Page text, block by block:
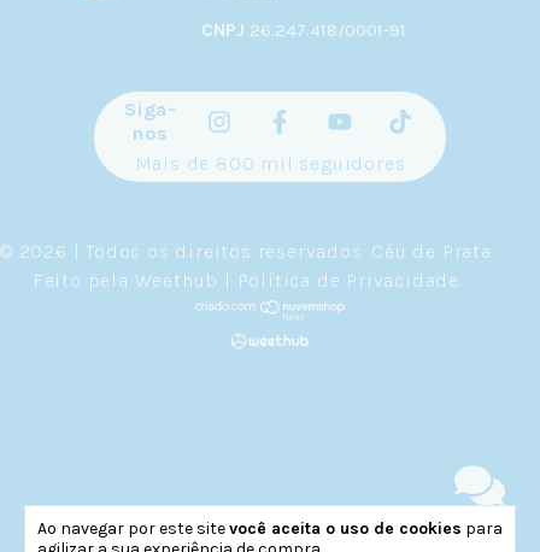
Ao navegar por este sitevocê aceita o uso de cookies para
CNPJ 26.247.418/0001-91
Siga-
nos
Mais de 800 mil seguidores
© 2026 | Todos os direitos reservados. Céu de Prata.
Feito pela Weethub | Política de Privacidade.